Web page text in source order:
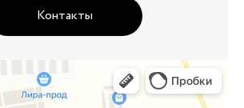
Контакты